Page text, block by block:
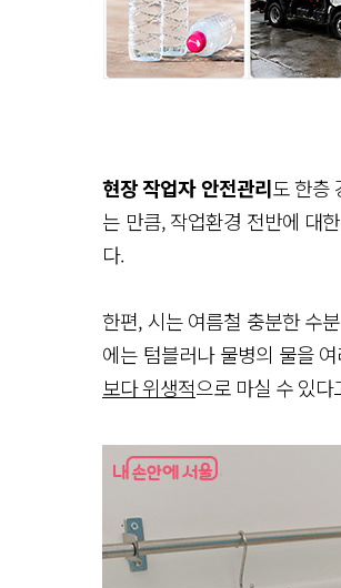
현장 작업자 안전관리도 한층
는 만큼, 작업환경 전반에 대
다.
한편, 시는 여름철 충분한 수
에는 텀블러나 물병의 물을
보다 위생적으로 마실 수 있다